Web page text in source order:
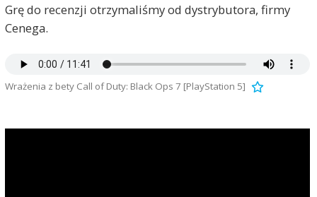
Grę do recenzji otrzymaliśmy od dystrybutora, firmy
Cenega.
Wrażenia z bety Call of Duty: Black Ops 7 [PlayStation 5]